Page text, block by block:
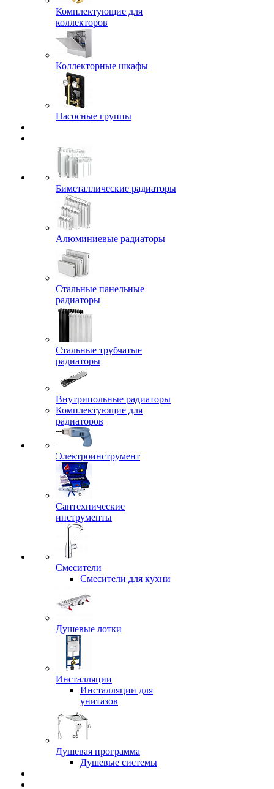
Комплектующие для
коллекторов
Коллекторные шкафы
Насосные группы
Биметаллические радиаторы
Алюминиевые радиаторы
Стальные панельные
радиаторы
Стальные трубчатые
радиаторы
Внутрипольные радиаторы
Комплектующие для
радиаторов
Электроинструмент
Сантехнические
инструменты
Смесители
Смесители для кухни
Душевые лотки
Инсталляции
Инсталляции для
унитазов
Душевая программа
Душевые системы